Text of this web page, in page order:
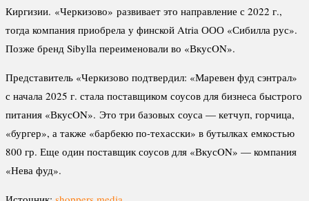
Киргизии. «Черкизово» развивает это направление с 2022 г.,
тогда компания приобрела у финской Atria ООО «Сибилла рус».
Позже бренд Sibylla переименовали во «ВкусON».
Представитель «Черкизово подтвердил: «Маревен фуд сэнтрал»
с начала 2025 г. стала поставщиком соусов для бизнеса быстрого
питания «ВкусON». Это три базовых соуса — кетчуп, горчица,
«бургер», а также «барбекю по-техасски» в бутылках емкостью
800 гр. Еще один поставщик соусов для «ВкусON» — компания
«Нева фуд».